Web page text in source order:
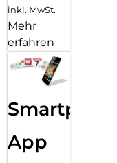
inkl. MwSt.
Mehr
erfahren
Smartphone
App